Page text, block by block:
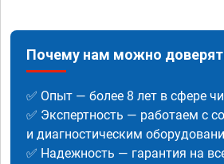
Почему нам можно
✅ Опыт — более 8 лет в сфере
✅ Экспертность — работаем с
и диагностическим
✅ Надежность — гарантия на